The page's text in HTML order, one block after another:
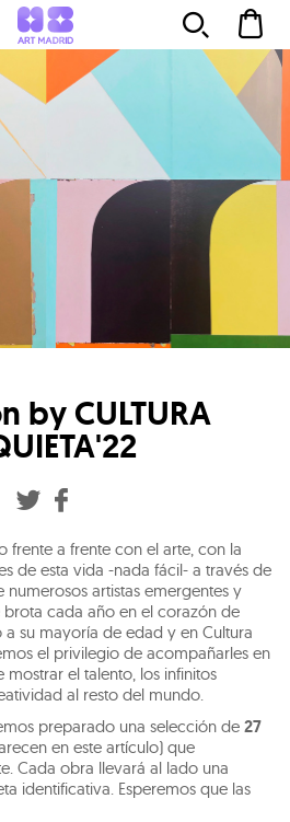
by CULTURA
frente a frente con el arte, con la
de esta vida -nada fácil- a través de
numerosos artistas emergentes y
cada año en el corazón de
su mayoría de edad y en Cultura
el privilegio de acompañarles en
el talento, los infinitos
al resto del mundo.
preparado una selección de 27
en este artículo) que
Cada obra llevará al lado una
identificativa. Esperemos que las